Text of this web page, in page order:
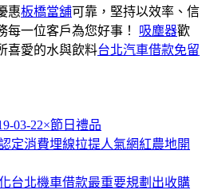
惠板橋當舖可靠，堅持以效率、信
每一位客戶為您好事！ 吸塵器歡
喜愛的水與飲料台北汽車借款免留
03-22類
×節日禮品
定消費埋線拉提人氣網紅農地開
台北機車借款最重要規劃出收購